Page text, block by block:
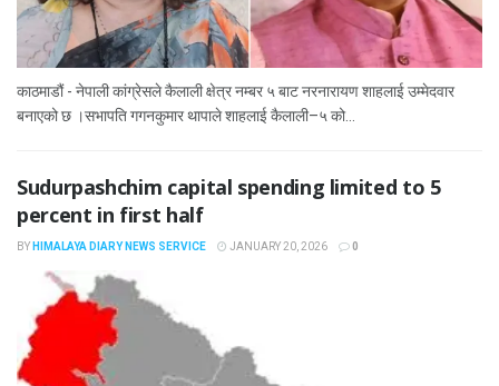
काठमाडौं - नेपाली कांग्रेसले कैलाली क्षेत्र नम्बर ५ बाट नरनारायण शाहलाई उम्मेदवार
बनाएको छ ।सभापति गगनकुमार थापाले शाहलाई कैलाली–५ को...
Sudurpashchim capital spending limited to 5
percent in first half
BY HIMALAYA DIARY NEWS SERVICE JANUARY 20, 2026 0